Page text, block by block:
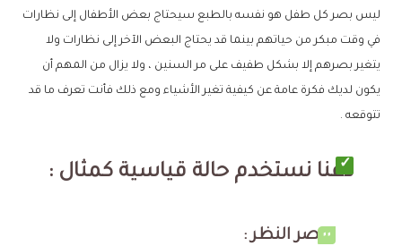
ليس بصر كل طفل هو نفسه بالطبع سيحتاج بعض الأطفال إلى نظارات
في وقت مبكر من حياتهم بينما قد يحتاج البعض الآخر إلى نظارات ولا
يتغير بصرهم إلا بشكل طفيف على مر السنين ، ولا يزال من المهم أن
يكون لديك فكرة عامة عن كيفية تغير الأشياء ومع ذلك فأنت تعرف ما قد
تتوقعه .
دعنا نستخدم حالة قياسية كمثال :
قصر النظر :